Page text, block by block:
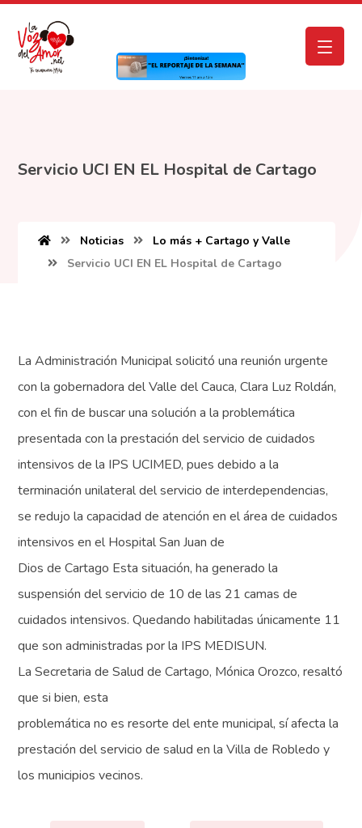
Servicio UCI EN EL Hospital de Cartago
Noticias
Lo más + Cartago y Valle
Servicio UCI EN EL Hospital de Cartago
La Administración Municipal solicitó una reunión urgente
con la gobernadora del Valle del Cauca, Clara Luz Roldán,
con el fin de buscar una solución a la problemática
presentada con la prestación del servicio de cuidados
intensivos de la IPS UCIMED, pues debido a la
terminación unilateral del servicio de interdependencias,
se redujo la capacidad de atención en el área de cuidados
intensivos en el Hospital San Juan de
Dios de Cartago Esta situación, ha generado la
suspensión del servicio de 10 de las 21 camas de
cuidados intensivos. Quedando habilitadas únicamente 11
que son administradas por la IPS MEDISUN.
La Secretaria de Salud de Cartago, Mónica Orozco, resaltó
que si bien, esta
problemática no es resorte del ente municipal, sí afecta la
prestación del servicio de salud en la Villa de Robledo y
los municipios vecinos.